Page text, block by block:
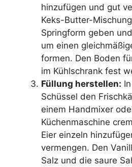
hinzufügen und gut
Keks-Butter-
Springform geben
um einen
formen. Den Boden
im Kühlschrank fest
Füllung herstellen:
Schüssel den
einem Handmixer
Küchenmaschine
Eier einzeln
vermengen. Den
Salz und die saure